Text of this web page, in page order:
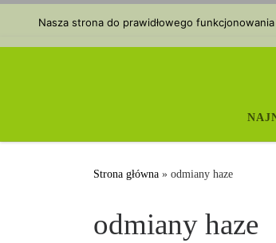
Przejdź do treści
Strona główna » odmiany haze
odmiany haze
Nasza strona do prawidłowego